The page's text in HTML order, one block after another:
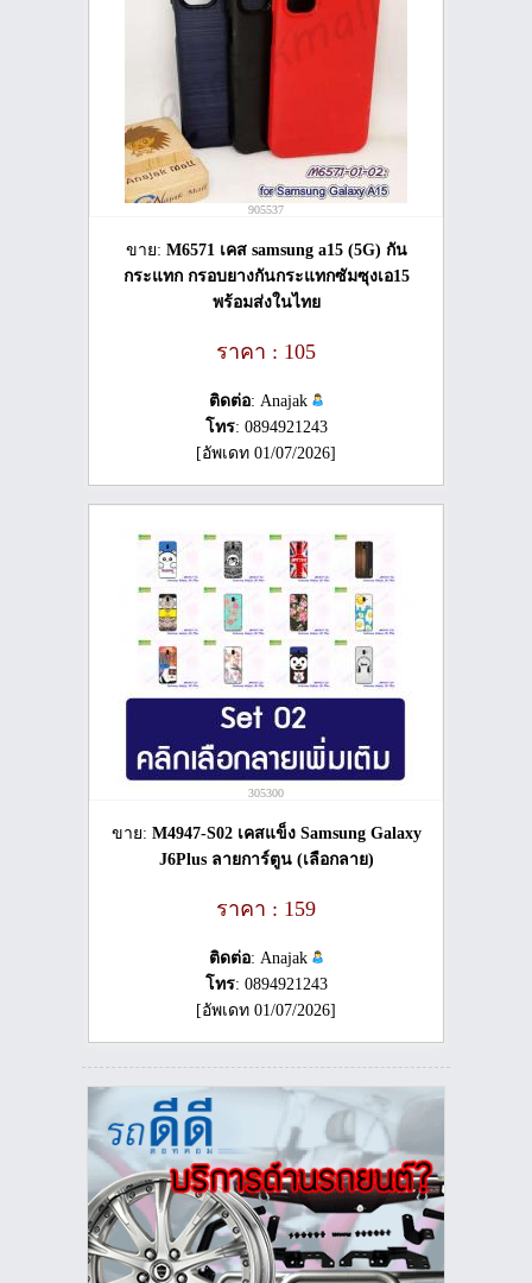
905537
ขาย: M6571 เคส samsung a15 (5G) กัน
กระแทก กรอบยางกันกระแทกซัมซุงเอ15
พร้อมส่งในไทย
ราคา : 105
ติดต่อ: Anajak
โทร: 0894921243
[อัพเดท 01/07/2026]
305300
ขาย: M4947-S02 เคสแข็ง Samsung Galaxy
J6Plus ลายการ์ตูน (เลือกลาย)
ราคา : 159
ติดต่อ: Anajak
โทร: 0894921243
[อัพเดท 01/07/2026]